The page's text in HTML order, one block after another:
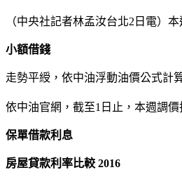
（中央社記者林孟汝台北2日電）
小額借錢
走勢平綬，依中油浮動油價公式計
依中油官網，截至1日止，本週調
保單借款利息
房屋貸款利率比較 2016